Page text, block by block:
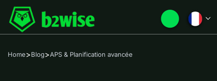
Home>Blog>APS & Planification avancée